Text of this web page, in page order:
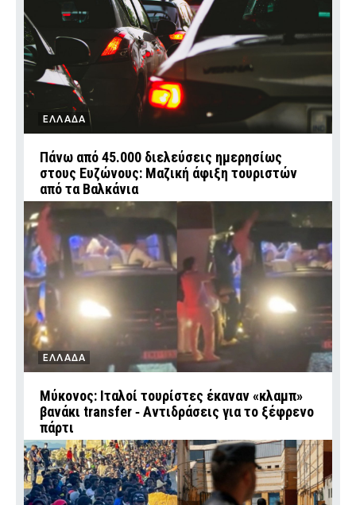
ΕΛΛΑΔΑ
Πάνω από 45.000 διελεύσεις ημερησίως
στους Ευζώνους: Μαζική άφιξη τουριστών
από τα Βαλκάνια
ΕΛΛΑΔΑ
Μύκονος: Ιταλοί τουρίστες έκαναν «κλαμπ»
βανάκι transfer ‑ Αντιδράσεις για το ξέφρενο
πάρτι